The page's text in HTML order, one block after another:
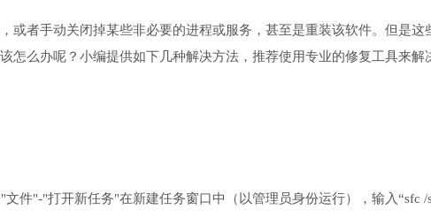
或者手动关闭掉某些非必要的进程或服务，甚至是重装该软件。但是这
怎么办呢？小编提供如下几种解决方法，推荐使用专业的修复工具来解
件"-"打开新任务"在新建任务窗口中（以管理员身份运行），输入“sfc /